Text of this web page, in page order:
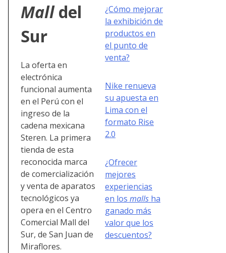
Malldel
Sur
La oferta en
electrónica
funcional aumenta
en el Perú con el
ingreso de la
cadena mexicana
Steren. La primera
tienda de esta
reconocida marca
de comercialización
y venta de aparatos
tecnológicos ya
opera en el Centro
Comercial Mall del
Sur, de San Juan de
Miraflores.
¿Cómo mejorar
la exhibición de
productos en
el punto de
venta?
Nike renueva
su apuesta en
Lima con el
formato Rise
2.0
¿Ofrecer
mejores
experiencias
en los malls ha
ganado más
valor que los
descuentos?